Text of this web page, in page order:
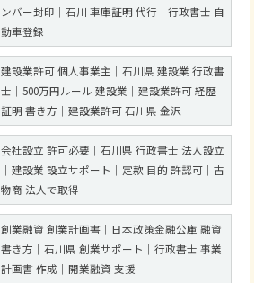
ンバー封印｜石川 車庫証明 代行｜行政書士 自
動車登録
建設業許可 個人事業主｜石川県 建設業 行政書
士｜500万円ルール 建設業｜建設業許可 経歴
証明 書き方｜建設業許可 石川県 金沢
会社設立 許可必要｜石川県 行政書士 法人設立
｜建設業 設立サポート｜定款 目的 許認可｜古
物商 法人で取得
創業融資 創業計画書｜日本政策金融公庫 融資
書き方｜石川県 創業サポート｜行政書士 事業
計画書 作成｜開業融資 支援